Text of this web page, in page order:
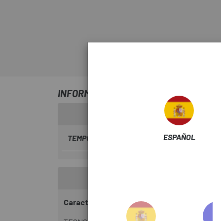
INFORMACIÓN SOBRE NUCLEO DT
TEMPORADA
Características:
ESPAÑOL